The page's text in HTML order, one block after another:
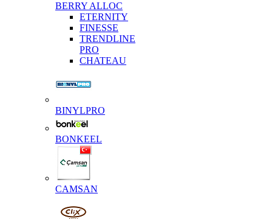
BERRY ALLOC
ETERNITY
FINESSE
TRENDLINE
PRO
CHATEAU
BINYLPRO
BONKEEL
CAMSAN